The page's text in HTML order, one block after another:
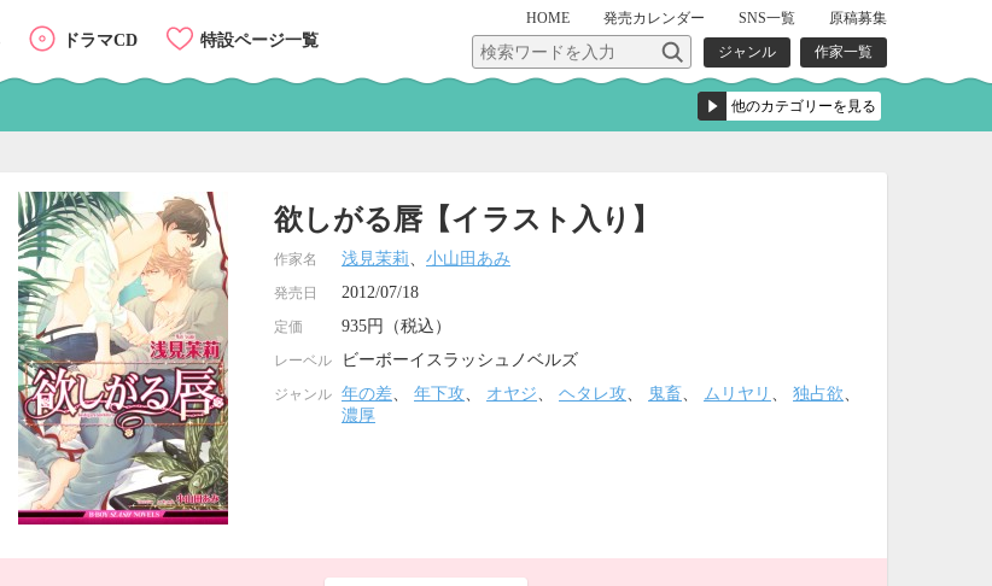
HOME 発売カレンダー SNS一覧
原稿募集
ジャンル
作家一覧
ドラマCD 特設ページ一覧
欲しがる唇【イラスト入り】
作家名 浅見茉莉、 小山田あみ
発売日 2012/07/18
定価 935円（税込）
レーベル ビーボーイスラッシュノベルズ
ジャンル 年の差、 年下攻、 オヤジ、 ヘタレ攻、 鬼畜、 ムリヤリ 、 独占欲、
濃厚